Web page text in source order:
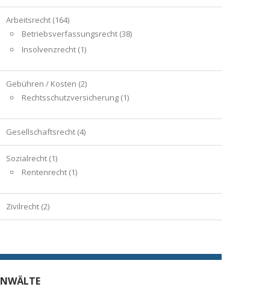
Arbeitsrecht (164)
Betriebsverfassungsrecht (38)
Insolvenzrecht (1)
Gebühren / Kosten (2)
Rechtsschutzversicherung (1)
Gesellschaftsrecht (4)
Sozialrecht (1)
Rentenrecht (1)
Zivilrecht (2)